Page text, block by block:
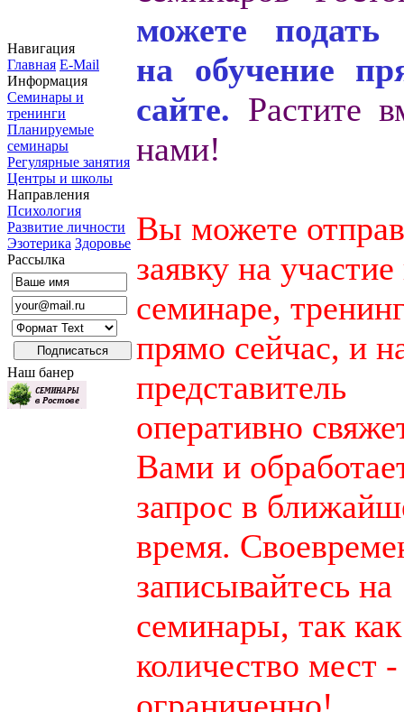
Навигация
Главная E-Mail
Информация
Семинары и
тренинги
Планируемые
семинары
Регулярные занятия
Центры и школы
Направления
Психология
Развитие личности
Эзотерика Здоровье
Рассылка
Наш банер
можете подать
на обучение
сайте. Растите
нами!
Вы можете
заявку на участие
семинаре,
прямо сейчас, и
представитель
оперативно
Вами и
запрос в
время.
записывайтесь на
семинары, так как
количество мест -